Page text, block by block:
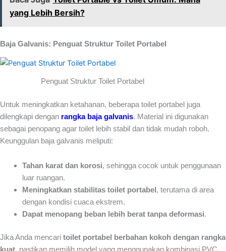
yang Lebih Bersih?
Baja Galvanis: Penguat Struktur Toilet Portabel
Penguat Struktur Toilet Portabel
Untuk meningkatkan ketahanan, beberapa toilet portabel juga
dilengkapi dengan rangka baja galvanis. Material ini digunakan
sebagai penopang agar toilet lebih stabil dan tidak mudah roboh.
Keunggulan baja galvanis meliputi:
Tahan karat dan korosi, sehingga cocok untuk penggunaan
luar ruangan.
Meningkatkan stabilitas toilet portabel , terutama di area
dengan kondisi cuaca ekstrem.
Dapat menopang beban lebih berat tanpa deformasi.
Jika Anda mencari toilet portabel berbahan kokoh dengan rangka